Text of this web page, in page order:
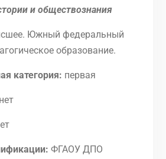
и обществознания
Южный федеральный
образование.
категория: первая
нет
ФГАОУ ДПО